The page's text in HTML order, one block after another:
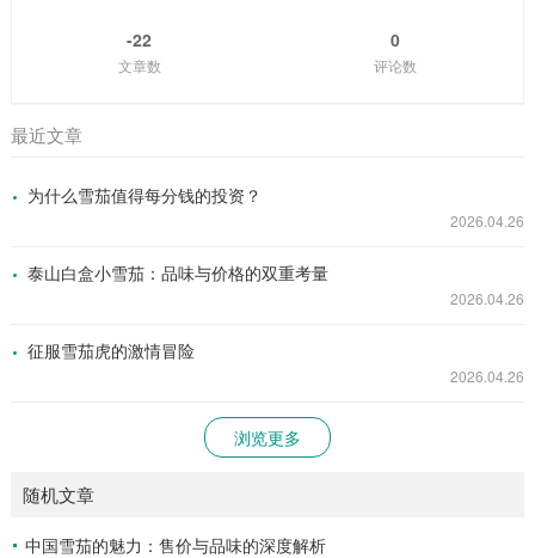
-22
文章数
0
评论数
最近文章
为什么雪茄值得每分钱的投资？
2026.04.26
泰山白盒小雪茄：品味与价格的双重考量
2026.04.26
征服雪茄虎的激情冒险
2026.04.26
浏览更多
随机文章
中国雪茄的魅力：售价与品味的深度解析